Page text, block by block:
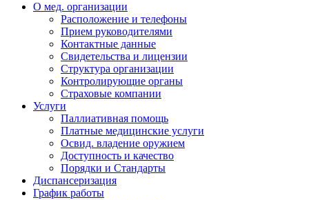
О мед. организации
Расположение и телефоны
Прием руководителями
Контактные данные
Свидетельства и лицензии
Структура организации
Контролирующие органы
Страховые компании
Услуги
Паллиативная помощь
Платные медицинские услуги
Освид. владение оружием
Доступность и качество
Порядки и Cтандарты
Диспансеризация
График работы